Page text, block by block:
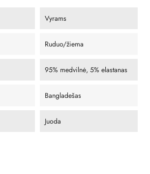
Vyrams
Ruduo/žiema
95% medvilnė, 5% elastanas
Bangladešas
Juoda